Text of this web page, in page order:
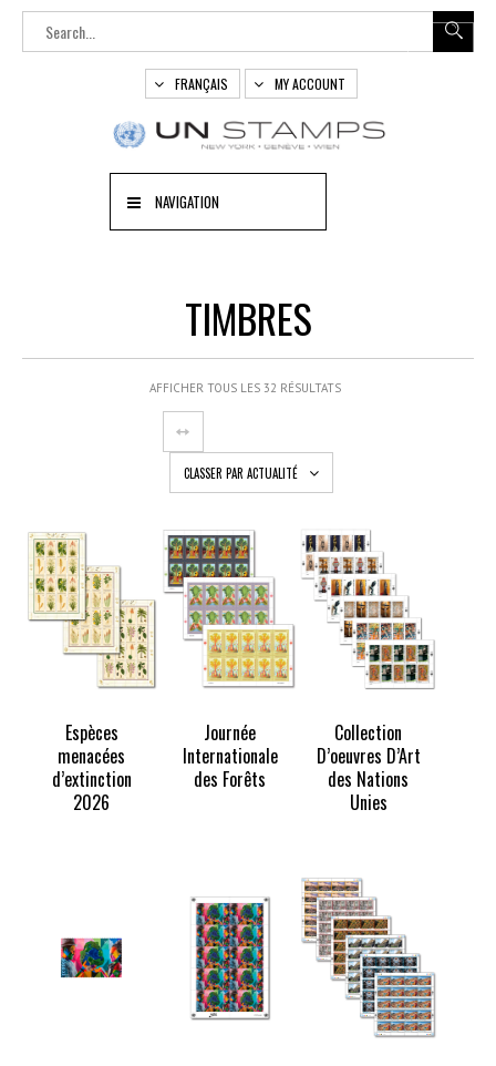
FRANÇAIS MY ACCOUNT
NAVIGATION
TIMBRES
AFFICHER TOUS LES 32 RÉSULTATS
CLASSER PAR ACTUALITÉ
Espèces
menacées
d’extinction
2026
Journée
Internationale
des Forêts
Collection
D’oeuvres D’Art
des Nations
Unies